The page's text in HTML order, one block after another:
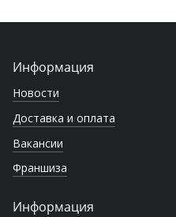
Информация
Новости
Доставка и оплата
Вакансии
Франшиза
Информация